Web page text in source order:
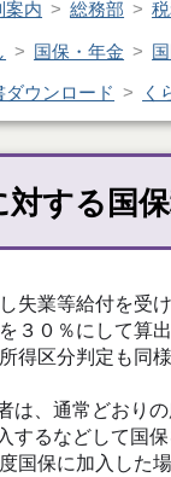
案内 総務部
国保・年金
ダウンロード く
する国
失業等給付を受
３０％にして算
区分判定も同
、通常どおりの
るなどして国
国保に加入した